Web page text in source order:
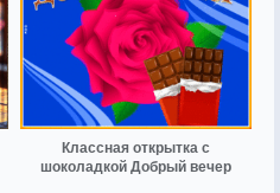
Классная открытка с
шоколадкой Добрый вечер